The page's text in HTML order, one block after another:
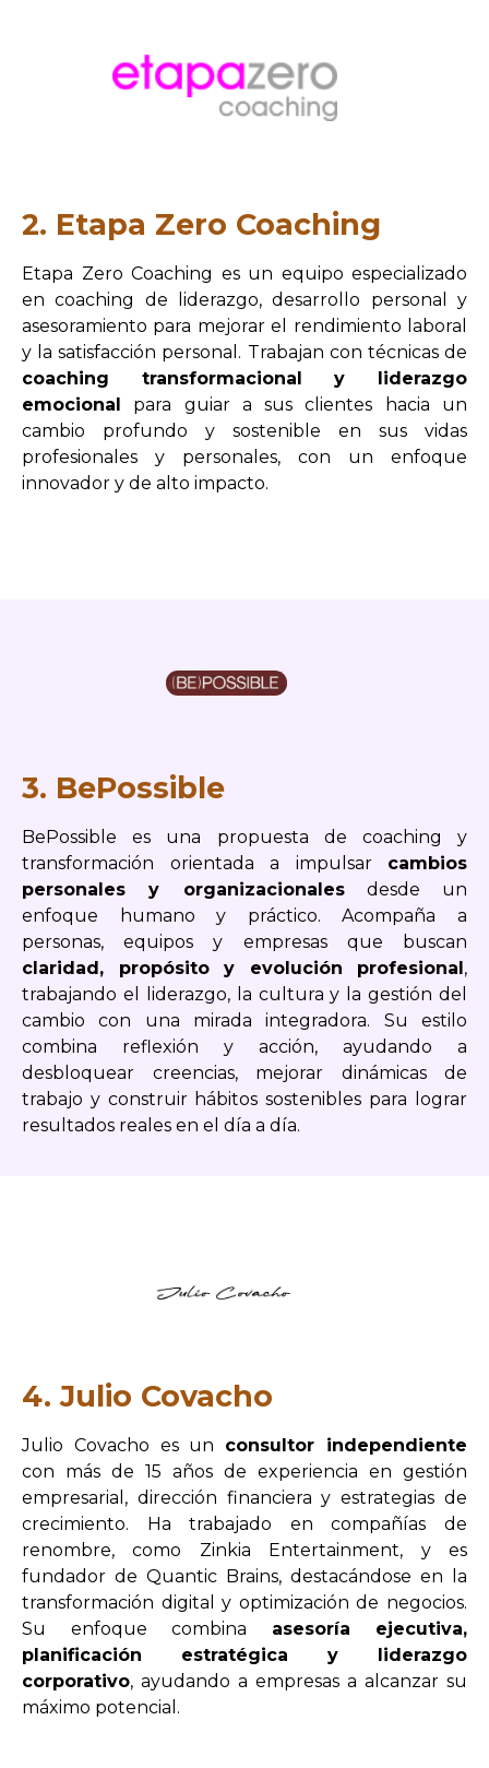
2. Etapa Zero Coaching
Etapa Zero Coaching es un equipo especializado
en coaching de liderazgo, desarrollo personal y
asesoramiento para mejorar el rendimiento laboral
y la satisfacción personal. Trabajan con técnicas de
coaching transformacional y liderazgo
emocional para guiar a sus clientes hacia un
cambio profundo y sostenible en sus vidas
profesionales y personales, con un enfoque
innovador y de alto impacto.
3. BePossible
BePossible es una propuesta de coaching y
transformación orientada a impulsar cambios
personales y organizacionalesdesde un
enfoque humano y práctico. Acompaña a
personas, equipos y empresas que buscan
claridad, propósito y evolución profesional,
trabajando el liderazgo, la cultura y la gestión del
cambio con una mirada integradora. Su estilo
combina reflexión y acción, ayudando a
desbloquear creencias, mejorar dinámicas de
trabajo y construir hábitos sostenibles para lograr
resultados reales en el día a día.
4. Julio Covacho
Julio Covacho es un consultor independiente
con más de 15 años de experiencia en gestión
empresarial, dirección financiera y estrategias de
crecimiento. Ha trabajado en compañías de
renombre, como Zinkia Entertainment, y es
fundador de Quantic Brains, destacándose en la
transformación digital y optimización de negocios.
Su enfoque combina asesoría ejecutiva,
planificación estratégica y liderazgo
corporativo, ayudando a empresas a alcanzar su
máximo potencial.